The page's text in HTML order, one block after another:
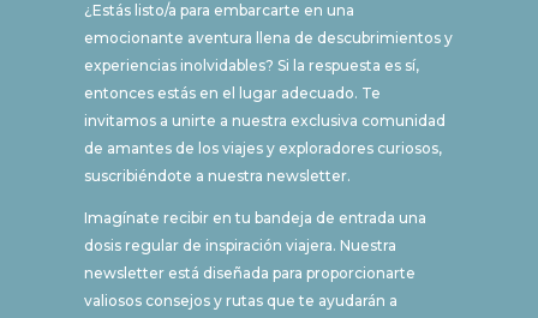
¿Estás listo/a para embarcarte en una
emocionante aventura llena de descubrimientos y
experiencias inolvidables? Si la respuesta es sí,
entonces estás en el lugar adecuado. Te
invitamos a unirte a nuestra exclusiva comunidad
de amantes de los viajes y exploradores curiosos,
suscribiéndote a nuestra newsletter.
Imagínate recibir en tu bandeja de entrada una
dosis regular de inspiración viajera. Nuestra
newsletter está diseñada para proporcionarte
valiosos consejos y rutas que te ayudarán a